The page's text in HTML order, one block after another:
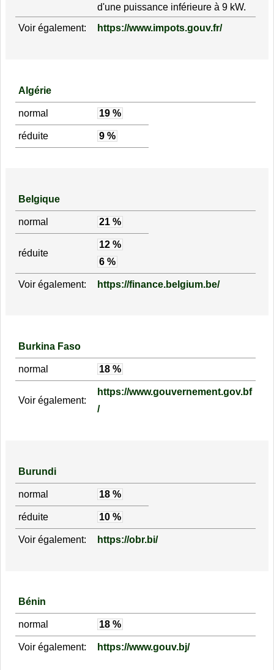
d'une puissance inférieure à 9 kW.
Voir également:
https://www.impots.gouv.fr/
Algérie
normal 19 %
réduite 9 %
Belgique
normal 21 %
réduite
12 %
6 %
Voir également: https://finance.belgium.be/
Burkina Faso
normal 18 %
Voir également:
https://www.gouvernement.gov.bf
/
Burundi
normal 18 %
réduite 10 %
Voir également: https://obr.bi/
Bénin
normal 18 %
Voir également: https://www.gouv.bj/